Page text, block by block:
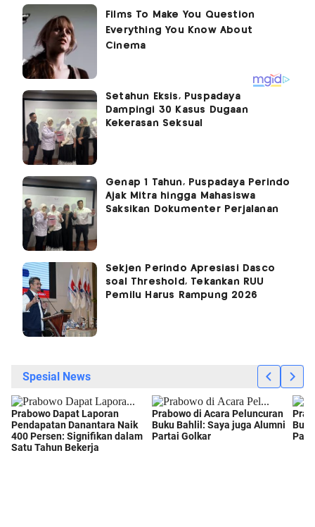
Setahun Eksis, Puspadaya
Dampingi 30 Kasus Dugaan
Kekerasan Seksual
Genap 1 Tahun, Puspadaya Perindo
Ajak Mitra hingga Mahasiswa
Saksikan Dokumenter Perjalanan
Sekjen Perindo Apresiasi Dasco
soal Threshold, Tekankan RUU
Pemilu Harus Rampung 2026